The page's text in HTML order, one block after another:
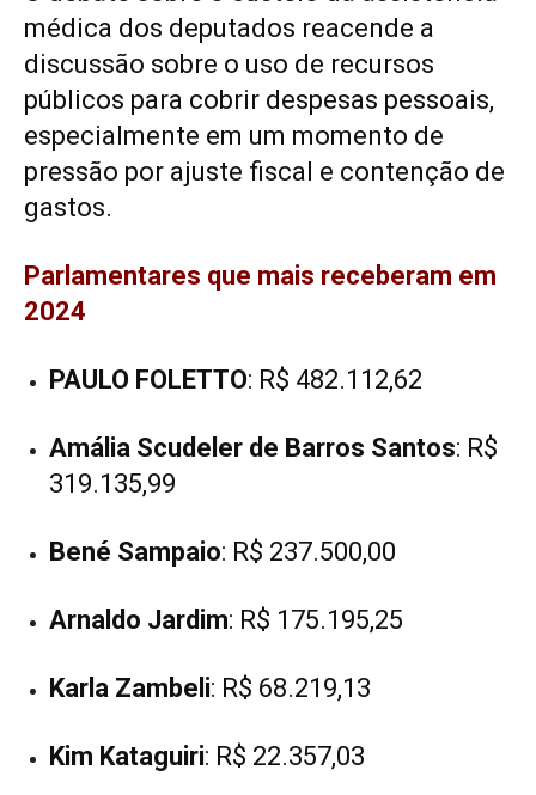
médica dos deputados reacende a
discussão sobre o uso de recursos
públicos para cobrir despesas pessoais,
especialmente em um momento de
pressão por ajuste fiscal e contenção de
gastos.
Parlamentares que mais receberam em
2024
PAULO FOLETTO: R$ 482.112,62
Amália Scudeler de Barros Santos: R$
319.135,99
Bené Sampaio: R$ 237.500,00
Arnaldo Jardim: R$ 175.195,25
Karla Zambeli: R$ 68.219,13
Kim Kataguiri: R$ 22.357,03